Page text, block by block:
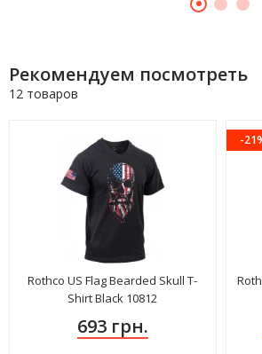
Рекомендуем посмотреть
12 товаров
Rothco US Flag Bearded Skull T-
Shirt Black 10812
693 грн.
-